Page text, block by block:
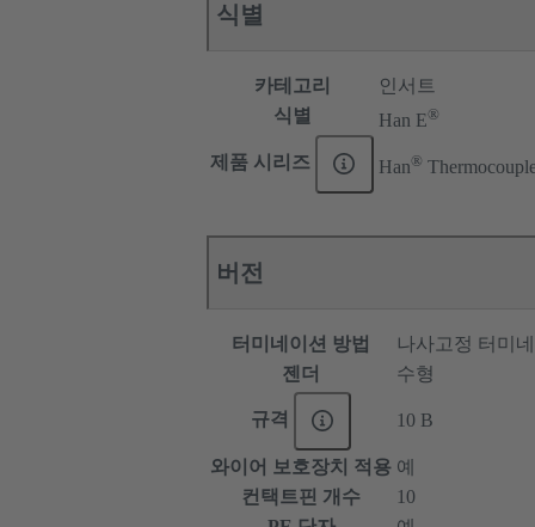
식별
카테고리
인서트
식별
Han E®
제품 시리즈 Han®
버전
터미네이션 방법
나사고정 터미
젠더
수형
규격 10 B
와이어 보호장치 적용 예
컨택트핀 개수
10